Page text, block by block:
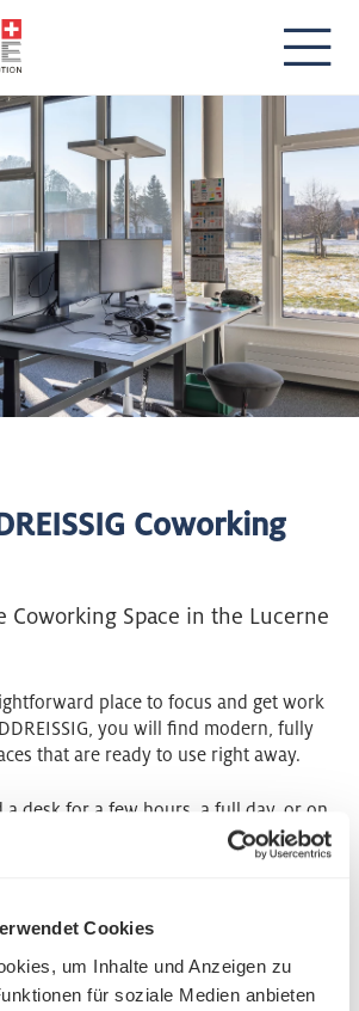
Cookies
um Inhalte und Anzeigen zu
für soziale Medien anbieten
Coworking
Coworking Space in the Lucerne
place to focus and get work
you will find modern, fully
that are ready to use right away.
a desk for a few hours, a full day, or on
decide how you want to use our
for freelancers, students,
welcoming you!